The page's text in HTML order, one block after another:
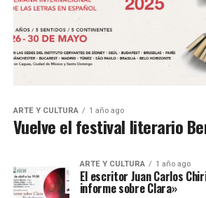
ARTE Y CULTURA 1 año ago
Vuelve el festival literario
ARTE Y CULTURA 1 año ago
El escritor Juan Carlos
informe sobre Clara»